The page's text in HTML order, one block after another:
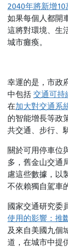
2040年將新增
如果每個人都開
這將對環境、生
城市癱瘓。
幸運的是，市政
中包括 交通可持
在加大對交通系
的智能增長等政
共交通、步行、
關於可用停車位
多，舊金山交通
慮這些數據，以
不依賴獨自駕車
國家交通研究委
使用的影響：推
及來自美國九個
道，在城市中提